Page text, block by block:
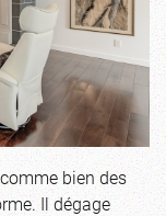
bien des
Il dégage